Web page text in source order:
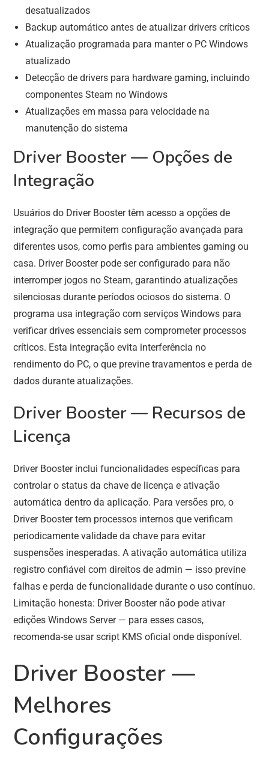
desatualizados
Backup automático antes de atualizar drivers críticos
Atualização programada para manter o PC Windows
atualizado
Detecção de drivers para hardware gaming, incluindo
componentes Steam no Windows
Atualizações em massa para velocidade na
manutenção do sistema
Driver Booster — Opções de
Integração
Usuários do Driver Booster têm acesso a opções de
integração que permitem configuração avançada para
diferentes usos, como perfis para ambientes gaming ou
casa. Driver Booster pode ser configurado para não
interromper jogos no Steam, garantindo atualizações
silenciosas durante períodos ociosos do sistema. O
programa usa integração com serviços Windows para
verificar drives essenciais sem comprometer processos
críticos. Esta integração evita interferência no
rendimento do PC, o que previne travamentos e perda de
dados durante atualizações.
Driver Booster — Recursos de
Licença
Driver Booster inclui funcionalidades específicas para
controlar o status da chave de licença e ativação
automática dentro da aplicação. Para versões pro, o
Driver Booster tem processos internos que verificam
periodicamente validade da chave para evitar
suspensões inesperadas. A ativação automática utiliza
registro confiável com direitos de admin — isso previne
falhas e perda de funcionalidade durante o uso contínuo.
Limitação honesta: Driver Booster não pode ativar
edições Windows Server — para esses casos,
recomenda-se usar script KMS oficial onde disponível.
Driver Booster —
Melhores
Configurações